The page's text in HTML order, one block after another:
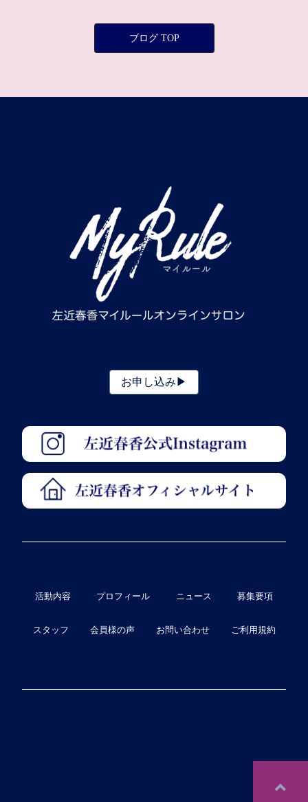
ブログ TOP
お申し込み▶︎
活動内容 プロフィール ニュース 募集要項
スタッフ 会員様の声 お問い合わせ ご利用規約